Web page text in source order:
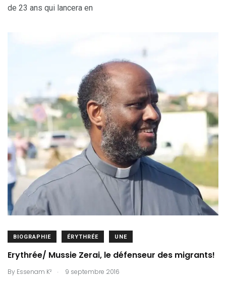
de 23 ans qui lancera en
BIOGRAPHIE ÉRYTHRÉE UNE
Erythrée/ Mussie Zerai, le défenseur des migrants!
By Essenam K² . 9 septembre 2016